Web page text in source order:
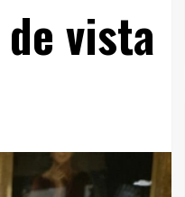
vista